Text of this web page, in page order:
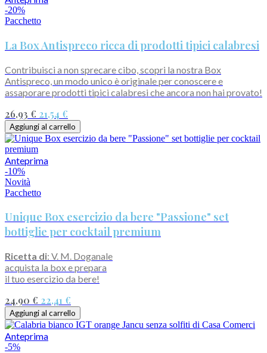
-20%
Pacchetto
La Box Antispreco ricca di prodotti tipici calabresi
Contribuisci a non sprecare cibo, scopri la nostra Box
Antispreco, un modo unico è originale per conoscere e
assaporare prodotti tipici calabresi che ancora non hai provato!
26,93 € 21,54 €
Aggiungi al carrello
Anteprima
-10%
Novità
Pacchetto
Unique Box esercizio da bere "Passione" set
bottiglie per cocktail premium
Ricetta di: V. M. Doganale
acquista la box e prepara
il tuo esercizio da bere!
24,90 € 22,41 €
Aggiungi al carrello
Anteprima
-5%